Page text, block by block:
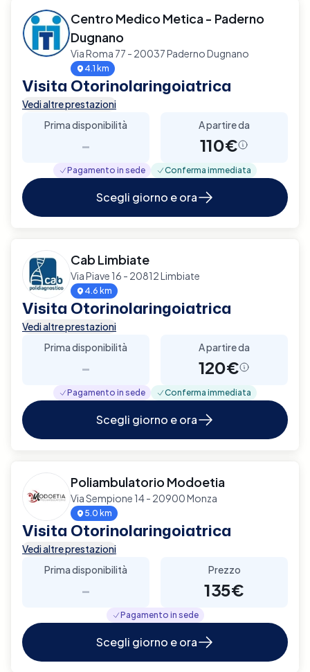
Centro Medico Metica - Paderno
Dugnano
Via Roma 77 - 20037 Paderno Dugnano
4.1 km
Visita Otorinolaringoiatrica
Vedi altre prestazioni
Prima disponibilità
-
A partire da
110€
Pagamento in sede Conferma immediata
Scegli giorno e ora
Cab Limbiate
Via Piave 16 - 20812 Limbiate
4.6 km
Visita Otorinolaringoiatrica
Vedi altre prestazioni
Prima disponibilità
-
A partire da
120€
Pagamento in sede Conferma immediata
Scegli giorno e ora
Poliambulatorio Modoetia
Via Sempione 14 - 20900 Monza
5.0 km
Visita Otorinolaringoiatrica
Vedi altre prestazioni
Prima disponibilità
-
Prezzo
135€
Pagamento in sede
Scegli giorno e ora